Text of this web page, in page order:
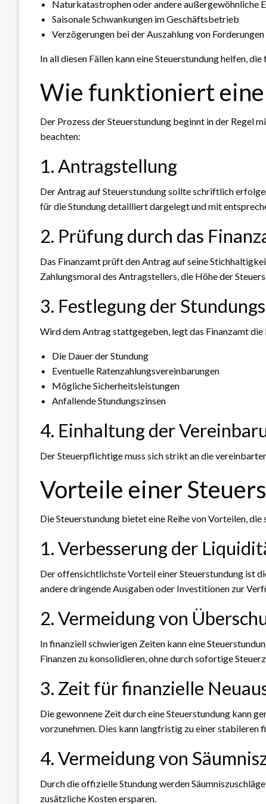
Naturkatastrophen oder andere außergewöhnliche
Saisonale Schwankungen im Geschäftsbetrieb
Verzögerungen bei der Auszahlung von Forderungen
In all diesen Fällen kann eine Steuerstundung helfen,
Wie funktioniert
Der Prozess der Steuerstundung beginnt in der Regel
beachten:
1. Antragstellung
Der Antrag auf Steuerstundung sollte schriftlich
für die Stundung detailliert dargelegt und mit
2. Prüfung durch das
Das Finanzamt prüft den Antrag auf seine
Zahlungsmoral des Antragstellers, die Höhe der
3. Festlegung der
Wird dem Antrag stattgegeben, legt das Finanzamt die
Die Dauer der Stundung
Eventuelle Ratenzahlungsvereinbarungen
Mögliche Sicherheitsleistungen
Anfallende Stundungszinsen
4. Einhaltung der
Der Steuerpflichtige muss sich strikt an die
Vorteile einer
Die Steuerstundung bietet eine Reihe von Vorteilen,
1. Verbesserung der
Der offensichtlichste Vorteil einer Steuerstundung ist
andere dringende Ausgaben oder Investitionen zur
2. Vermeidung von
In finanziell schwierigen Zeiten kann eine
Finanzen zu konsolidieren, ohne durch sofortige
3. Zeit für finanzielle
Die gewonnene Zeit durch eine Steuerstundung kann
vorzunehmen. Dies kann langfristig zu einer stabileren
4. Vermeidung von
Durch die offizielle Stundung werden
zusätzliche Kosten ersparen.